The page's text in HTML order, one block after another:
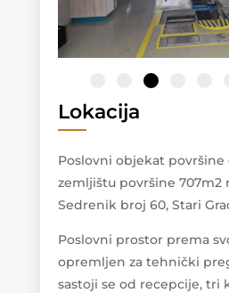
Lokacija
Poslovni objekat površine
zemljištu površine 707m2
Sedrenik broj 60, Stari
Poslovni prostor prema
opremljen za tehnički
sastoji se od recepcije, tri